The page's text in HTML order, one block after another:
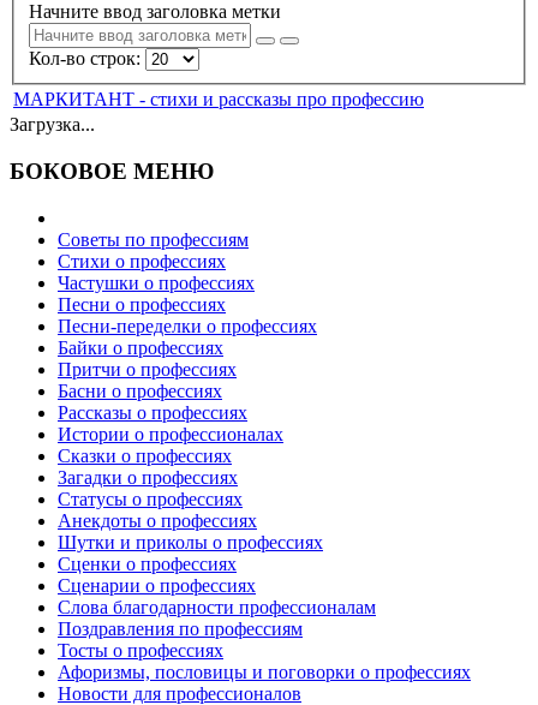
Начните ввод заголовка метки
Кол-во строк:
МАРКИТАНТ - стихи и рассказы про профессию
Загрузка...
БОКОВОЕ МЕНЮ
Советы по профессиям
Стихи о профессиях
Частушки о профессиях
Песни о профессиях
Песни-переделки о профессиях
Байки о профессиях
Притчи о профессиях
Басни о профессиях
Рассказы о профессиях
Истории о профессионалах
Сказки о профессиях
Загадки о профессиях
Статусы о профессиях
Анекдоты о профессиях
Шутки и приколы о профессиях
Сценки о профессиях
Сценарии о профессиях
Слова благодарности профессионалам
Поздравления по профессиям
Тосты о профессиях
Афоризмы, пословицы и поговорки о профессиях
Новости для профессионалов